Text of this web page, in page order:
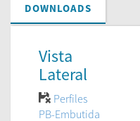
DOWNLOADS
Vista
Lateral
Perfiles
PB-Embutida